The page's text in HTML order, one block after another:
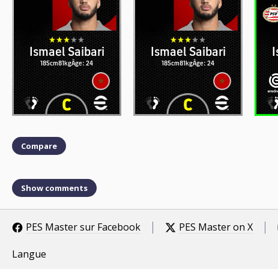
Ismael Saibari
185cm81kgÂge: 24
Ismael Saibari
185cm81kgÂge: 24
Compare
Show comments
PES Master sur Facebook PES Master on X
Langue